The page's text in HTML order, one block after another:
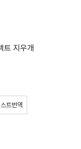
트 지우개
트번역